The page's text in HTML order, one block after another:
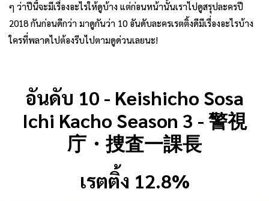
ๆ ว่าปีนี้จะมีเรื่องอะไรให้ดูบ้าง แต่ก่อนหน้านั้นเราไปดูสรุปละครปี
2018 กันก่อนดีกว่า มาดูกันว่า 10 อันดับละครเรตติ้งดีมีเรื่องอะไรบ้าง
ใครที่พลาดไปต้องรีบไปตามดูด่วนเลยนะ!
อันดับ 10 - Keishicho Sosa
Ichi Kacho Season 3 - 警視
庁・捜査一課長
เรตติ้ง 12.8%